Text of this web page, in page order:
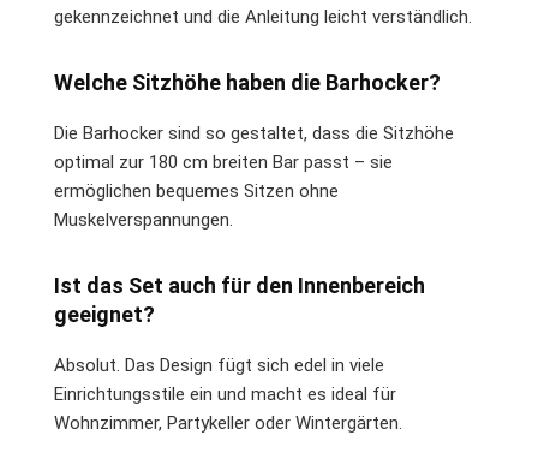
gekennzeichnet und die Anleitung leicht verständlich.
Welche Sitzhöhe haben die Barhocker?
Die Barhocker sind so gestaltet, dass die Sitzhöhe
optimal zur 180 cm breiten Bar passt – sie
ermöglichen bequemes Sitzen ohne
Muskelverspannungen.
Ist das Set auch für den Innenbereich
geeignet?
Absolut. Das Design fügt sich edel in viele
Einrichtungsstile ein und macht es ideal für
Wohnzimmer, Partykeller oder Wintergärten.